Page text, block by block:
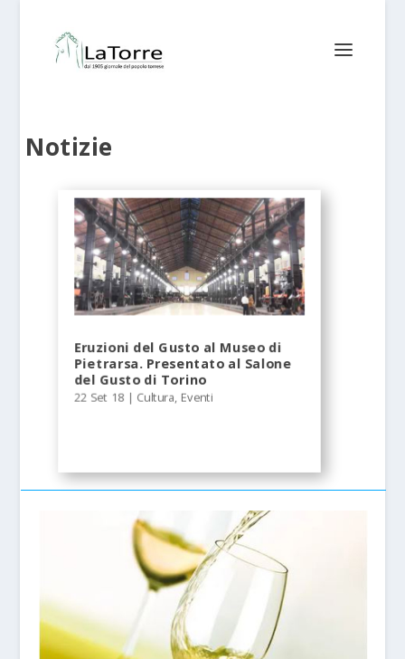
Notizie
Eruzioni del Gusto al Museo di
Pietrarsa. Presentato al Salone
del Gusto di Torino
22 Set 18 | Cultura, Eventi